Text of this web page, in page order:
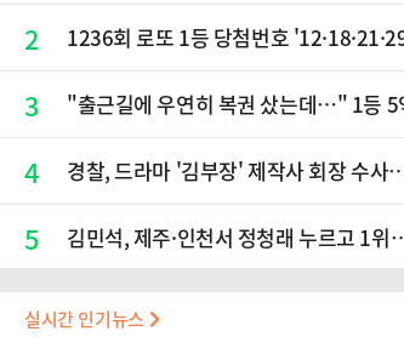
2 1236회 로또 1등 당첨번호
3 "출근길에 우연히 복권 샀는데…" 1등 5
4 경찰, 드라마 '김부장' 제작사 회장 수사
5 김민석, 제주·인천서 정청래 누르고 1
실시간 인기뉴스